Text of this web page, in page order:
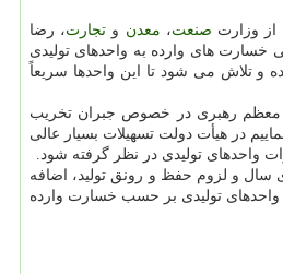
وزارت صنعت، معدن و تجارت، رضا
خسارت های وارده به واحدهای تولیدی
و تلاش می شود تا این واحدها سریعاً
معظم رهبری در خصوص جبران تخریب
در هیأت دولت تسهیلات بسیار عالی
واحدهای تولیدی در نظر گرفته شود.
سال و لزوم حفظ و رونق تولید، اضافه
واحدهای تولیدی بر حسب خسارت وارده